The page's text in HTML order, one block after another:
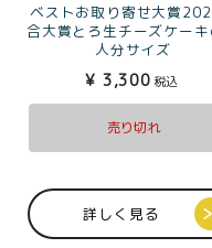
ベストお取り寄せ大賞
合大賞とろ生チーズケーキ
人分サイズ
とろ生ミニチーズケー
個＆ラムレーズンが芳
に香る 大人のミニと
¥ 3,300 税込
売り切れ
詳しく見る